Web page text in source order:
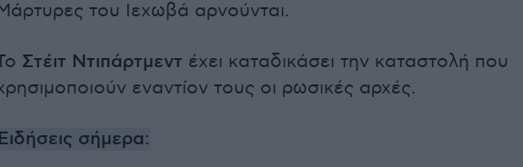
του Ιεχωβά αρνούνται.
Στέιτ Ντιπάρτμεντ έχει καταδικάσει την καταστολή που
εναντίον τους οι ρωσικές αρχές.
Ειδήσεις σήμερα: